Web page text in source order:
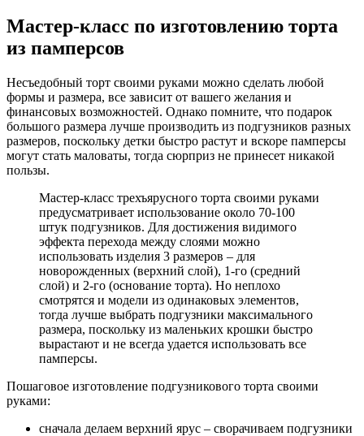
Мастер-класс по изготовлению торта
из памперсов
Несъедобный торт своими руками можно сделать любой
формы и размера, все зависит от вашего желания и
финансовых возможностей. Однако помните, что подарок
большого размера лучше производить из подгузников разных
размеров, поскольку детки быстро растут и вскоре памперсы
могут стать маловаты, тогда сюрприз не принесет никакой
пользы.
Мастер-класс трехъярусного торта своими руками
предусматривает использование около 70-100
штук подгузников. Для достижения видимого
эффекта перехода между слоями можно
использовать изделия 3 размеров – для
новорожденных (верхний слой), 1-го (средний
слой) и 2-го (основание торта). Но неплохо
смотрятся и модели из одинаковых элементов,
тогда лучше выбрать подгузники максимального
размера, поскольку из маленьких крошки быстро
вырастают и не всегда удается использовать все
памперсы.
Пошаговое изготовление подгузникового торта своими
руками:
сначала делаем верхний ярус – сворачиваем подгузники